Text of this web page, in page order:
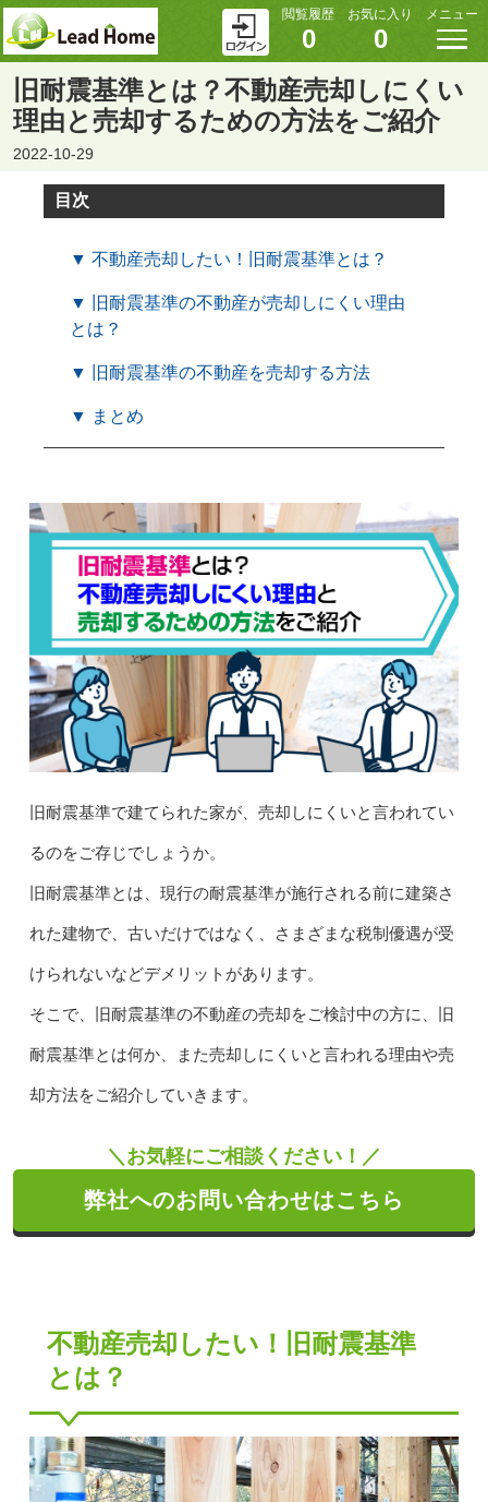
閲覧履歴
0
お気に入り
0
メニュー
旧耐震基準とは？不動産売却しにくい
理由と売却するための方法をご紹介
2022-10-29
目次
▼ 不動産売却したい！旧耐震基準とは？
▼ 旧耐震基準の不動産が売却しにくい理由
とは？
▼ 旧耐震基準の不動産を売却する方法
▼ まとめ
旧耐震基準で建てられた家が、売却しにくいと言われてい
るのをご存じでしょうか。
旧耐震基準とは、現行の耐震基準が施行される前に建築さ
れた建物で、古いだけではなく、さまざまな税制優遇が受
けられないなどデメリットがあります。
そこで、旧耐震基準の不動産の売却をご検討中の方に、旧
耐震基準とは何か、また売却しにくいと言われる理由や売
却方法をご紹介していきます。
＼お気軽にご相談ください！／
弊社へのお問い合わせはこちら
不動産売却したい！旧耐震基準
とは？